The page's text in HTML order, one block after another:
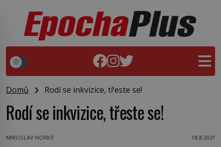
Domů Rodí se inkvizice, třeste se!
Rodí se inkvizice, třeste se!
MIROSLAV HORKÝ 18.8.2021